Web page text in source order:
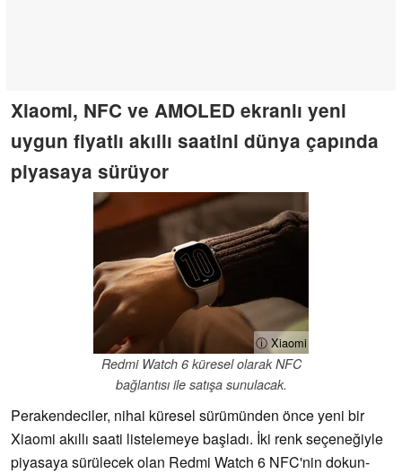
Xiaomi, NFC ve AMOLED ekranlı yeni
uygun fiyatlı akıllı saatini dünya çapında
piyasaya sürüyor
ⓘ Xiaomi
Redmi Watch 6 küresel olarak NFC
bağlantısı ile satışa sunulacak.
Perakendeciler, nihai küresel sürümünden önce yeni bir
Xiaomi akıllı saati listelemeye başladı. İki renk seçeneğiyle
piyasaya sürülecek olan Redmi Watch 6 NFC'nin dokun-